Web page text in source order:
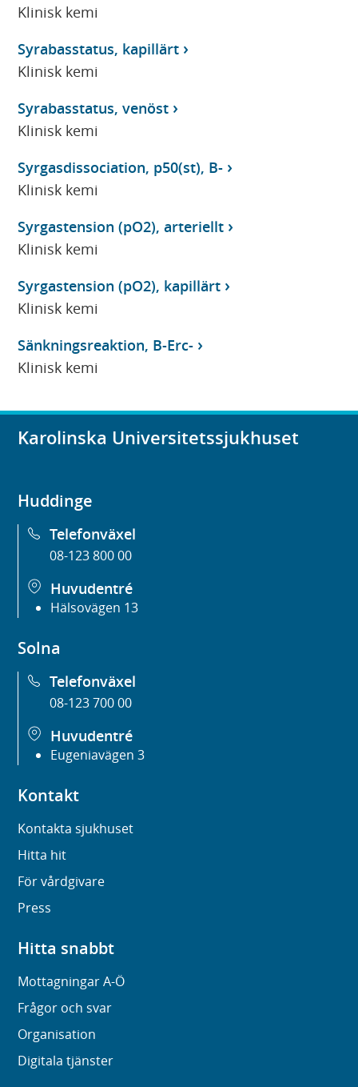
Klinisk kemi
Syrabasstatus, kapillärt
Klinisk kemi
Syrabasstatus, venöst
Klinisk kemi
Syrgasdissociation, p50(st), B-
Klinisk kemi
Syrgastension (pO2), arteriellt
Klinisk kemi
Syrgastension (pO2), kapillärt
Klinisk kemi
Sänkningsreaktion, B-Erc-
Klinisk kemi
Karolinska Universitetssjukhuset
Huddinge
Telefonväxel
08-123 800 00
Huvudentré
Hälsovägen 13
Solna
Telefonväxel
08-123 700 00
Huvudentré
Eugeniavägen 3
Kontakt
Kontakta sjukhuset
Hitta hit
För vårdgivare
Press
Hitta snabbt
Mottagningar A-Ö
Frågor och svar
Organisation
Digitala tjänster